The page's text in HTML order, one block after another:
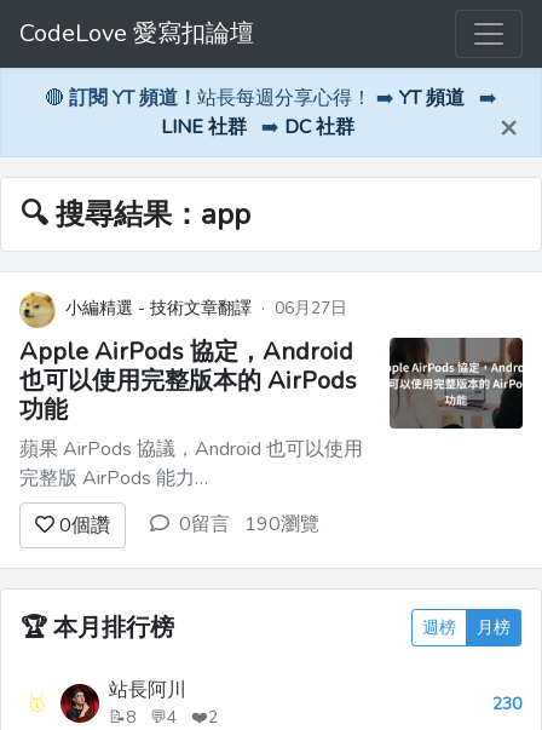
CodeLove 愛寫扣論壇
🔴 訂閱 YT 頻道！ 站長每週分享心得！ ➡️ YT 頻道 ➡️
LINE 社群 ➡️ DC 社群 ×
🔍 搜尋結果：app
小編精選 - 技術文章翻譯 · 06月27日
Apple AirPods 協定，Android
也可以使用完整版本的 AirPods
功能
蘋果 AirPods 協議，Android 也可以使用
完整版 AirPods 能力
最近剛好在想，怎麼在 Android 上接入
AirPods 的全部能力，剛好就看到了
[librepods ](htt...
0個讚 0留言 190瀏覽
🏆本月排行榜 週榜 月榜
🥇 站長阿川
📝8 💬4 ❤️2
230